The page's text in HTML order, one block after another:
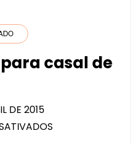
casal de
DE 2015